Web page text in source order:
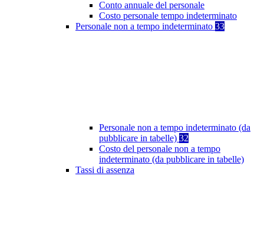
Conto annuale del personale
Costo personale tempo indeterminato
Personale non a tempo indeterminato 33
Personale non a tempo indeterminato (da
pubblicare in tabelle) 32
Costo del personale non a tempo
indeterminato (da pubblicare in tabelle)
Tassi di assenza